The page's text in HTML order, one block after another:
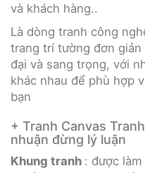
và khách hàng..
Là dòng tranh công
trang trí tường đơn
đại và sang trọng, với
khác nhau để phù hợp
bạn
+ Tranh Canvas
nhuận đừng lý luận
Khung tranh : được